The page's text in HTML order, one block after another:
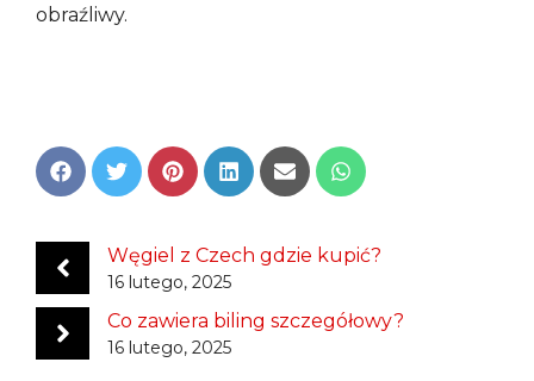
obraźliwy.
Share
on
Share
on
Share
on
Share
on
Share
on
Share
on
Węgiel z Czech gdzie kupić?
16 lutego, 2025
Co zawiera biling szczegółowy?
16 lutego, 2025